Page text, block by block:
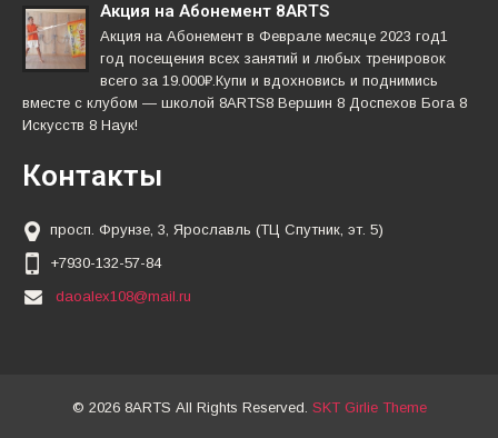
Акция на Абонемент 8ARTS
Акция на Абонемент в Феврале месяце 2023 год1
год посещения всех занятий и любых тренировок
всего за 19.000₽.Купи и вдохновись и поднимись
вместе с клубом — школой 8ARTS8 Вершин 8 Доспехов Бога 8
Искусств 8 Наук!
Контакты
просп. Фрунзе, 3, Ярославль (ТЦ Спутник, эт. 5)
+7930-132-57-84
daoalex108@mail.ru
© 2026 8ARTS All Rights Reserved. SKT Girlie Theme